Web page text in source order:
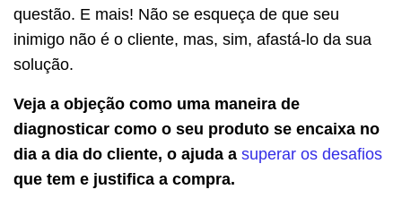
questão. E mais! Não se esqueça de que seu
inimigo não é o cliente, mas, sim, afastá-lo da sua
solução.
Veja a objeção como uma maneira de
diagnosticar como o seu produto se encaixa no
dia a dia do cliente, o ajuda a superar os desafios
que tem e justifica a compra.